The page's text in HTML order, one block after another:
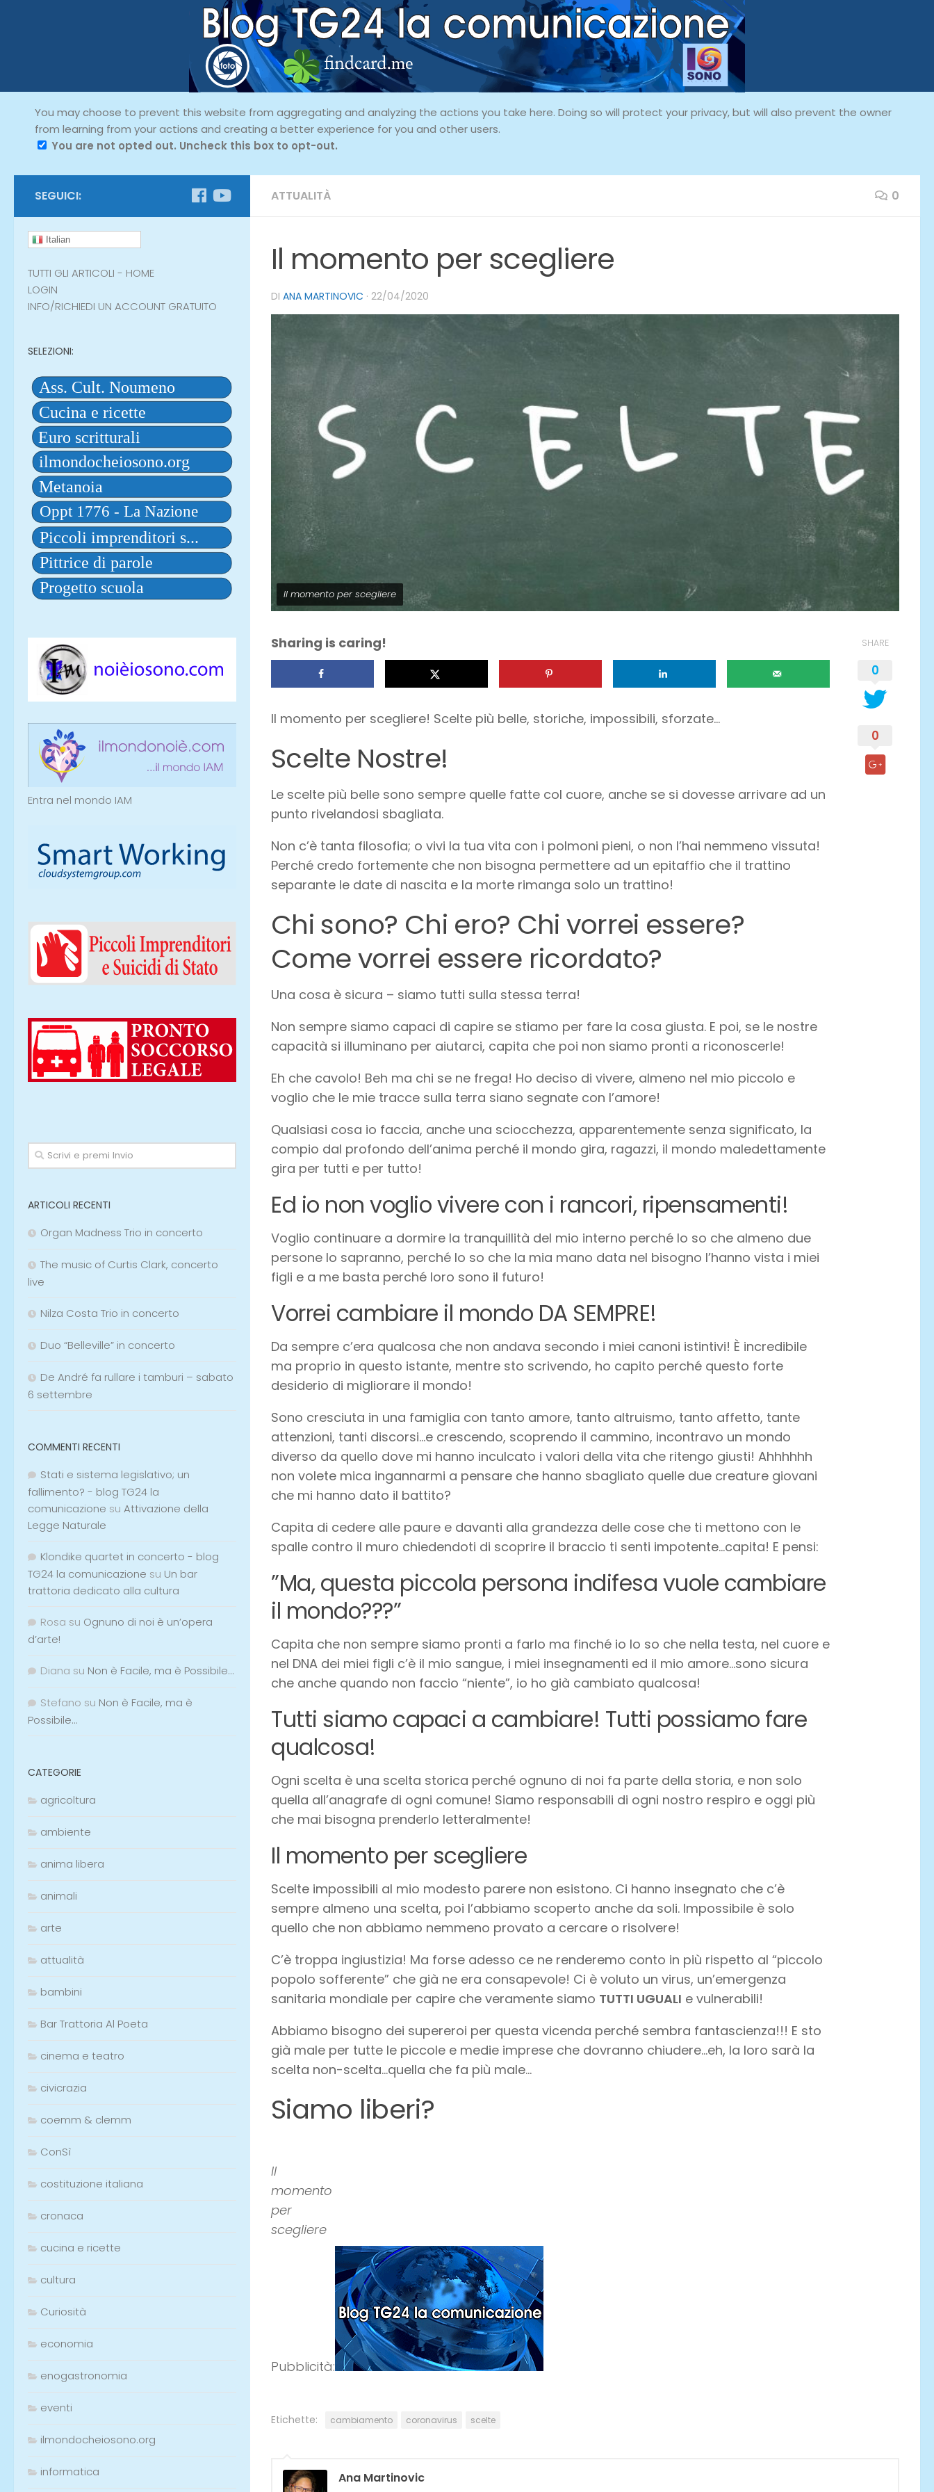
You may choose to prevent this website from aggregating and analyzing the actions you take here. Doing so will protect your privacy, but will also prevent the owner
from learning from your actions and creating a better experience for you and other users.
You are not opted out. Uncheck this box to opt-out.
ATTUALITÀ 0
Il momento per scegliere
DI ANA MARTINOVIC · 22/04/2020
Il momento per scegliere
Sharing is caring!
Il momento per scegliere! Scelte più belle, storiche, impossibili, sforzate…
Scelte Nostre!
Le scelte più belle sono sempre quelle fatte col cuore, anche se si dovesse arrivare ad un
punto rivelandosi sbagliata.
Non c’è tanta filosofia; o vivi la tua vita con i polmoni pieni, o non l’hai nemmeno vissuta!
Perché credo fortemente che non bisogna permettere ad un epitaffio che il trattino
separante le date di nascita e la morte rimanga solo un trattino!
Chi sono? Chi ero? Chi vorrei essere?
Come vorrei essere ricordato?
Una cosa è sicura – siamo tutti sulla stessa terra!
Non sempre siamo capaci di capire se stiamo per fare la cosa giusta. E poi, se le nostre
capacità si illuminano per aiutarci, capita che poi non siamo pronti a riconoscerle!
Eh che cavolo! Beh ma chi se ne frega! Ho deciso di vivere, almeno nel mio piccolo e
voglio che le mie tracce sulla terra siano segnate con l’amore!
Qualsiasi cosa io faccia, anche una sciocchezza, apparentemente senza significato, la
compio dal profondo dell’anima perché il mondo gira, ragazzi, il mondo maledettamente
gira per tutti e per tutto!
Ed io non voglio vivere con i rancori, ripensamenti!
Voglio continuare a dormire la tranquillità del mio interno perché lo so che almeno due
persone lo sapranno, perché lo so che la mia mano data nel bisogno l’hanno vista i miei
figli e a me basta perché loro sono il futuro!
Vorrei cambiare il mondo DA SEMPRE!
Da sempre c’era qualcosa che non andava secondo i miei canoni istintivi! È incredibile
ma proprio in questo istante, mentre sto scrivendo, ho capito perché questo forte
desiderio di migliorare il mondo!
Sono cresciuta in una famiglia con tanto amore, tanto altruismo, tanto affetto, tante
attenzioni, tanti discorsi…e crescendo, scoprendo il cammino, incontravo un mondo
diverso da quello dove mi hanno inculcato i valori della vita che ritengo giusti! Ahhhhhh
non volete mica ingannarmi a pensare che hanno sbagliato quelle due creature giovani
che mi hanno dato il battito?
Capita di cedere alle paure e davanti alla grandezza delle cose che ti mettono con le
spalle contro il muro chiedendoti di scoprire il braccio ti senti impotente…capita! E pensi:
”Ma, questa piccola persona indifesa vuole cambiare
il mondo???”
Capita che non sempre siamo pronti a farlo ma finché io lo so che nella testa, nel cuore e
nel DNA dei miei figli c’è il mio sangue, i miei insegnamenti ed il mio amore…sono sicura
che anche quando non faccio “niente”, io ho già cambiato qualcosa!
Tutti siamo capaci a cambiare! Tutti possiamo fare
qualcosa!
Ogni scelta è una scelta storica perché ognuno di noi fa parte della storia, e non solo
quella all’anagrafe di ogni comune! Siamo responsabili di ogni nostro respiro e oggi più
che mai bisogna prenderlo letteralmente!
Il momento per scegliere
Scelte impossibili al mio modesto parere non esistono. Ci hanno insegnato che c’è
sempre almeno una scelta, poi l’abbiamo scoperto anche da soli. Impossibile è solo
quello che non abbiamo nemmeno provato a cercare o risolvere!
C’è troppa ingiustizia! Ma forse adesso ce ne renderemo conto in più rispetto al “piccolo
popolo sofferente” che già ne era consapevole! Ci è voluto un virus, un’emergenza
sanitaria mondiale per capire che veramente siamo TUTTI UGUALI e vulnerabili!
Abbiamo bisogno dei supereroi per questa vicenda perché sembra fantascienza!!! E sto
già male per tutte le piccole e medie imprese che dovranno chiudere…eh, la loro sarà la
scelta non-scelta…quella che fa più male…
Siamo liberi?
Il
momento
per
scegliere
Pubblicità:
SHARE
0
0
Etichette: cambiamento coronavirus scelte
Ana Martinovic
SEGUICI:
Italian
TUTTI GLI ARTICOLI - HOME
LOGIN
INFO/RICHIEDI UN ACCOUNT GRATUITO
SELEZIONI:
Entra nel mondo IAM
ARTICOLI RECENTI
Organ Madness Trio in concerto
The music of Curtis Clark, concerto
live
Nilza Costa Trio in concerto
Duo “Belleville” in concerto
De André fa rullare i tamburi – sabato
6 settembre
COMMENTI RECENTI
Stati e sistema legislativo; un
fallimento? - blog TG24 la
comunicazione su Attivazione della
Legge Naturale
Klondike quartet in concerto - blog
TG24 la comunicazione su Un bar
trattoria dedicato alla cultura
Rosa su Ognuno di noi è un’opera
d’arte!
Diana su Non è Facile, ma è Possibile…
Stefano su Non è Facile, ma è
Possibile…
CATEGORIE
agricoltura
ambiente
anima libera
animali
arte
attualità
bambini
Bar Trattoria Al Poeta
cinema e teatro
civicrazia
coemm & clemm
ConSì
costituzione italiana
cronaca
cucina e ricette
cultura
Curiosità
economia
enogastronomia
eventi
ilmondocheiosono.org
informatica